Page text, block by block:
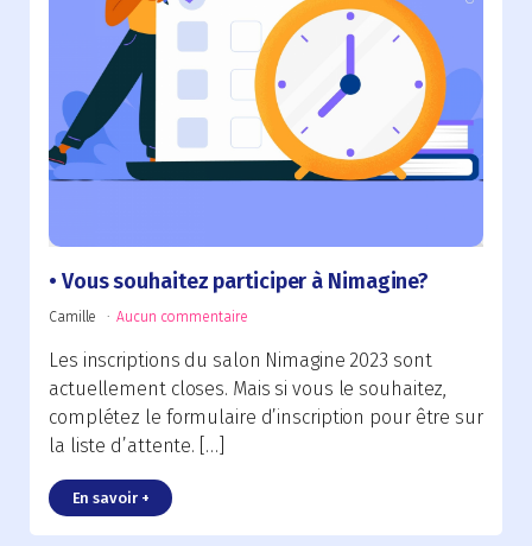
Vous souhaitez participer à Nimagine?
Camille Aucun commentaire
Les inscriptions du salon Nimagine 2023 sont
actuellement closes. Mais si vous le souhaitez,
complétez le formulaire d’inscription pour être sur
la liste d’attente. […]
En savoir +